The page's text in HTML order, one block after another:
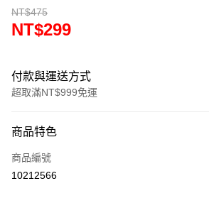
NT$475
NT$299
付款與運送方式
超取滿NT$999免運
信用卡一次付款
信用卡分期付款
商品特色
商品編號
10212566